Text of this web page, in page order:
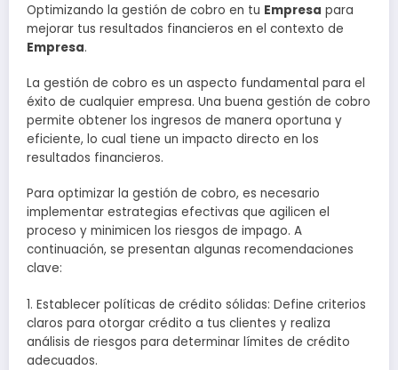
Optimizando la gestión de cobro en tu Empresa para
mejorar tus resultados financieros en el contexto de
Empresa.
La gestión de cobro es un aspecto fundamental para el
éxito de cualquier empresa. Una buena gestión de cobro
permite obtener los ingresos de manera oportuna y
eficiente, lo cual tiene un impacto directo en los
resultados financieros.
Para optimizar la gestión de cobro, es necesario
implementar estrategias efectivas que agilicen el
proceso y minimicen los riesgos de impago. A
continuación, se presentan algunas recomendaciones
clave:
1. Establecer políticas de crédito sólidas: Define criterios
claros para otorgar crédito a tus clientes y realiza
análisis de riesgos para determinar límites de crédito
adecuados.